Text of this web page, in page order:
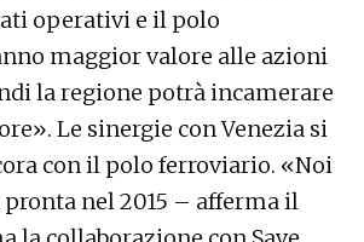
operativi e il polo
maggior valore alle azioni
la regione potrà incamerare
Le sinergie con Venezia si
con il polo ferroviario. «Noi
pronta nel 2015 – afferma il